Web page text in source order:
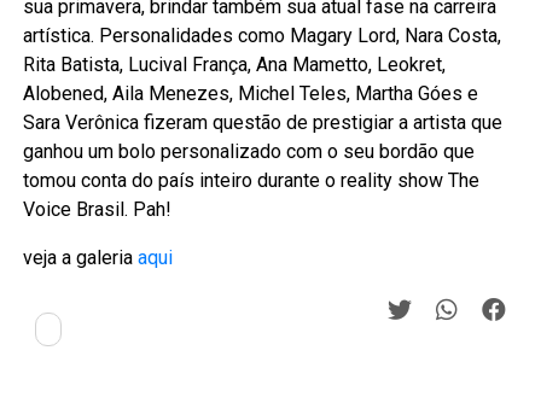
sua primavera, brindar também sua atual fase na carreira
artística. Personalidades como Magary Lord, Nara Costa,
Rita Batista, Lucival França, Ana Mametto, Leokret,
Alobened, Aila Menezes, Michel Teles, Martha Góes e
Sara Verônica fizeram questão de prestigiar a artista que
ganhou um bolo personalizado com o seu bordão que
tomou conta do país inteiro durante o reality show The
Voice Brasil. Pah!
veja a galeriaaqui